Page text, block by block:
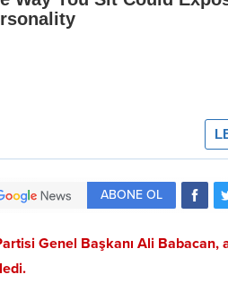
ABONE OL
Genel Başkanı Ali Babacan,